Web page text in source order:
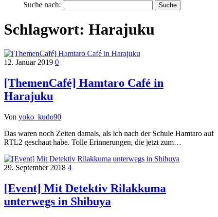
Suche nach:
Schlagwort: Harajuku
12. Januar 2019 0
[ThemenCafé] Hamtaro Café in
Harajuku
Von yoko_kudo90
Das waren noch Zeiten damals, als ich nach der Schule Hamtaro auf
RTL2 geschaut habe. Tolle Erinnerungen, die jetzt zum…
29. September 2018 4
[Event] Mit Detektiv Rilakkuma
unterwegs in Shibuya